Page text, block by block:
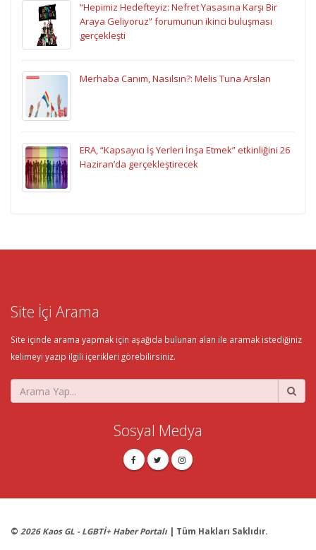
“Hepimiz Hedefteyiz: Nefret Yasasına Karşı Bir
Araya Geliyoruz” forumunun ikinci buluşması
gerçekleşti
Merhaba Canım, Nasılsın?: Melis Tuna Arslan
ERA, “Kapsayıcı İş Yerleri İnşa Etmek” etkinliğini 26
Haziran’da gerçekleştirecek
Site İçi Arama
Site içinde arama yapmak için aşağıda bulunan alan ile aramak istediğiniz
kelimeyi yazıp ilgili içerikleri görebilirsiniz.
Sosyal Medya
© 2026 Kaos GL - LGBTİ+ Haber Portalı | Tüm Hakları Saklıdır.